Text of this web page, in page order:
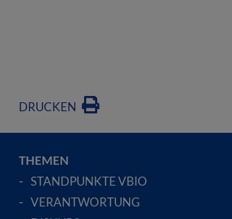
DRUCKEN
THEMEN
STANDPUNKTE VBIO
VERANTWORTUNG